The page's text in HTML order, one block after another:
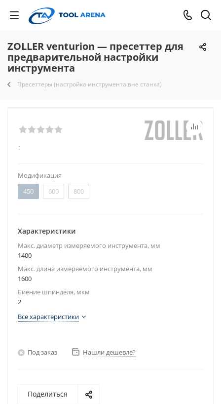
ZOLLER venturion — пресеттер для
предварительной настройки
инструмента
Пресеттеры (настройка инструмента вне станка)
:
Модификация
450
600 800
Характеристики
Макс. диаметр измеряемого инструмента, мм
1400
Макс. длина измеряемого инструмента, мм
1600
Биение шпинделя, мкм
2
Все характеристики
Под заказ Нашли дешевле?
Поделиться